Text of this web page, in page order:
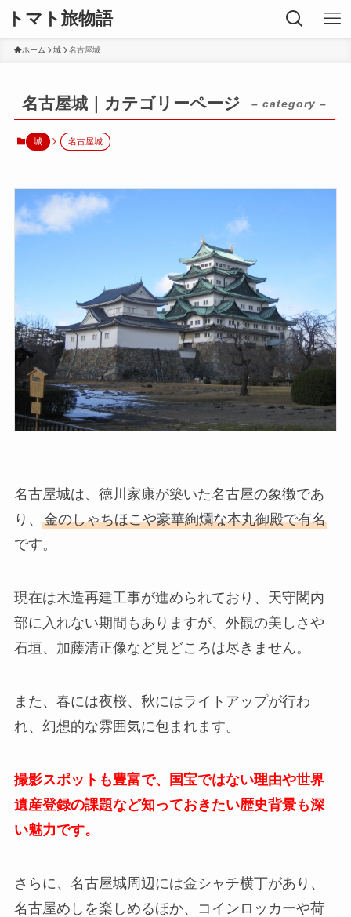
トマト旅物語
ホーム 城 名古屋城
名古屋城｜カテゴリーページ – category –
城 名古屋城
名古屋城は、徳川家康が築いた名古屋の象徴であ
り、 金のしゃちほこや豪華絢爛な本丸御殿で有名
です。
現在は木造再建工事が進められており、天守閣内
部に入れない期間もありますが、外観の美しさや
石垣、加藤清正像など見どころは尽きません。
また、春には夜桜、秋にはライトアップが行わ
れ、幻想的な雰囲気に包まれます。
撮影スポットも豊富で、国宝ではない理由や世界
遺産登録の課題など知っておきたい歴史背景も深
い魅力です。
さらに、名古屋城周辺には金シャチ横丁があり、
名古屋めしを楽しめるほか、コインロッカーや荷